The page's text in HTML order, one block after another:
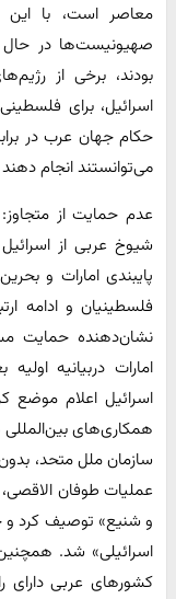
معاصر است، با
صهیونیست‌ها در حال
بودند، برخی از
اسرائیل، برای
حکام جهان عرب در
می‌توانستند انجام دهند
عدم حمایت از
شیوخ عربی از
پایبندی امارات و
فلسطینیان و ادامه
نشان‌دهنده حمایت
اسرائیل اعلام موضع
و شنیع» توصیف کرد و
اسرائیلی» شد.
کشورهای عربی دارای